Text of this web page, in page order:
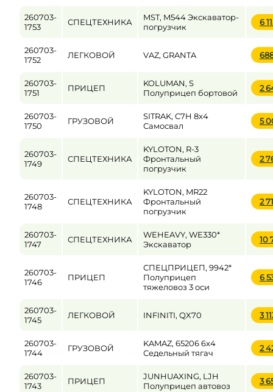
260703-
1753
СПЕЦТЕХНИКА
MST, M544 Экскаватор-
погрузчик
6
260703-
1752
ЛЕГКОВОЙ VAZ, GRANTA
260703-
1751
ПРИЦЕП
KOLUMAN, S
Полуприцеп бортовой
2
260703-
1750
ГРУЗОВОЙ
SITRAK, C7H 8x4
Самосвал
5
260703-
1749
СПЕЦТЕХНИКА
KYLOTON, R-3
Фронтальный
погрузчик
2
260703-
1748
СПЕЦТЕХНИКА
KYLOTON, MR22
Фронтальный
погрузчик
2
260703-
1747
СПЕЦТЕХНИКА
WEHEAVY, WE330*
Экскаватор
10
260703-
1746
ПРИЦЕП
СПЕЦПРИЦЕП, 9942*
Полуприцеп
тяжеловоз 3 оси
6
260703-
1745
ЛЕГКОВОЙ INFINITI, QX70 3
260703-
1744
ГРУЗОВОЙ
KAMAZ, 65206 6x4
Седельный тягач
2
260703-
1743
ПРИЦЕП
JUNHUAXING, LJH
Полуприцеп автовоз
3